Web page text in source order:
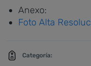
Anexo:
Foto Alta
Categoría: